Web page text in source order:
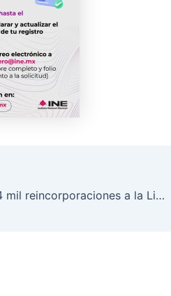
El INE ha realizado más de 24 mil reincorporaciones a la Lista Nominal del electorado en el extranjero